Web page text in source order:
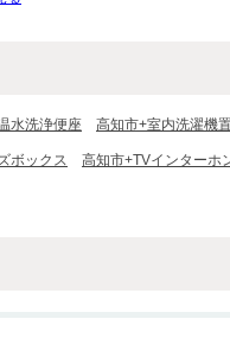
水洗浄便座 高知市+室内洗濯機
ボックス 高知市+TVインターホ